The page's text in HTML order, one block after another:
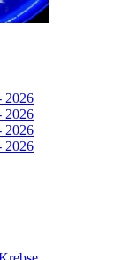
2026
2026
2026
2026